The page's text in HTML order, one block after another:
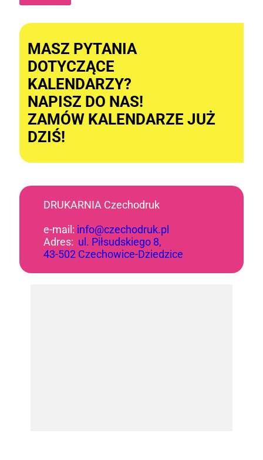
MASZ PYTANIA
DOTYCZĄCE
KALENDARZY?
NAPISZ DO NAS!
ZAMÓW KALENDARZE JUŻ
DZIŚ!
DRUKARNIA Czechodruk
e-mail: info@czechodruk.pl
Adres: ul. Piłsudskiego 8,
43-502 Czechowice-Dziedzice